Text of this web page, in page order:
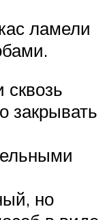
ламели
сквозь
закрывать
но